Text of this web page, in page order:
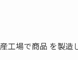
工場で商品 を製造